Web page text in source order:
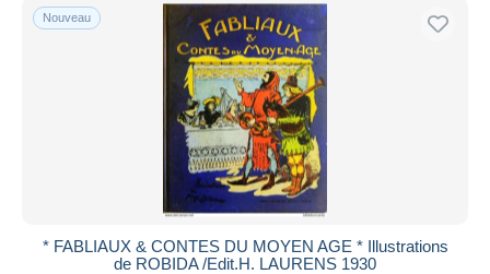
Nouveau
* FABLIAUX & CONTES DU MOYEN AGE * Illustrations
de ROBIDA /Edit.H. LAURENS 1930